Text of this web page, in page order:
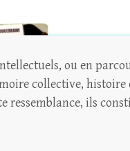
ou en
collective, histoire
ressemblance, ils